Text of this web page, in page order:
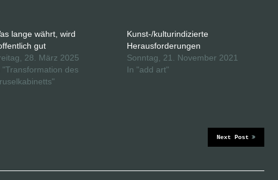
lange währt, wird
gut
28. März 2025
"Transformation des
Kunst-/kulturindizierte
Herausforderungen
Sonntag, 21. November 2021
In "add art"
Next Post